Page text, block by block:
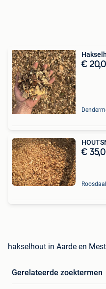
€
€
hakselhout in Aarde en Mest
Gerelateerde zoektermen